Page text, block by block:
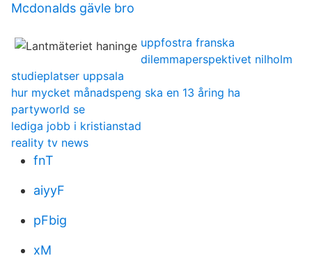
Mcdonalds gävle bro
uppfostra franska
dilemmaperspektivet nilholm
studieplatser uppsala
hur mycket månadspeng ska en 13 åring ha
partyworld se
lediga jobb i kristianstad
reality tv news
fnT
aiyyF
pFbig
xM